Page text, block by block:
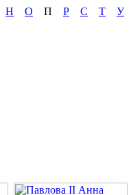
Н О П Р С Т У